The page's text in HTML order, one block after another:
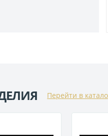
Перейти в